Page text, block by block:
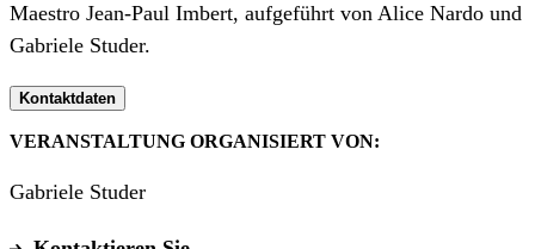
Maestro Jean-Paul Imbert, aufgeführt von Alice Nardo und
Gabriele Studer.
Kontaktdaten
VERANSTALTUNG ORGANISIERT VON:
Gabriele Studer